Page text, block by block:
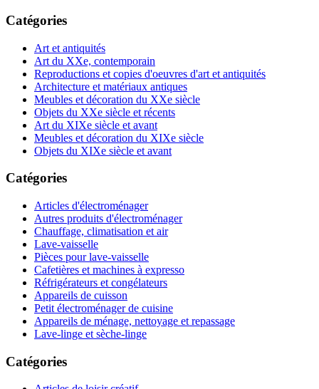
Catégories
Art et antiquités
Art du XXe, contemporain
Reproductions et copies d'oeuvres d'art et antiquités
Architecture et matériaux antiques
Meubles et décoration du XXe siècle
Objets du XXe siècle et récents
Art du XIXe siècle et avant
Meubles et décoration du XIXe siècle
Objets du XIXe siècle et avant
Catégories
Articles d'électroménager
Autres produits d'électroménager
Chauffage, climatisation et air
Lave-vaisselle
Pièces pour lave-vaisselle
Cafetières et machines à expresso
Réfrigérateurs et congélateurs
Appareils de cuisson
Petit électroménager de cuisine
Appareils de ménage, nettoyage et repassage
Lave-linge et sèche-linge
Catégories